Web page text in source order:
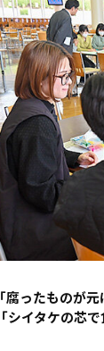
「腐ったものが
「シイタケの芯